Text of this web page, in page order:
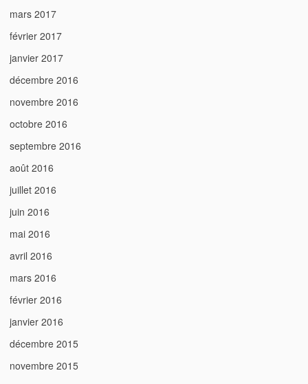
mars 2017
février 2017
janvier 2017
décembre 2016
novembre 2016
octobre 2016
septembre 2016
août 2016
juillet 2016
juin 2016
mai 2016
avril 2016
mars 2016
février 2016
janvier 2016
décembre 2015
novembre 2015